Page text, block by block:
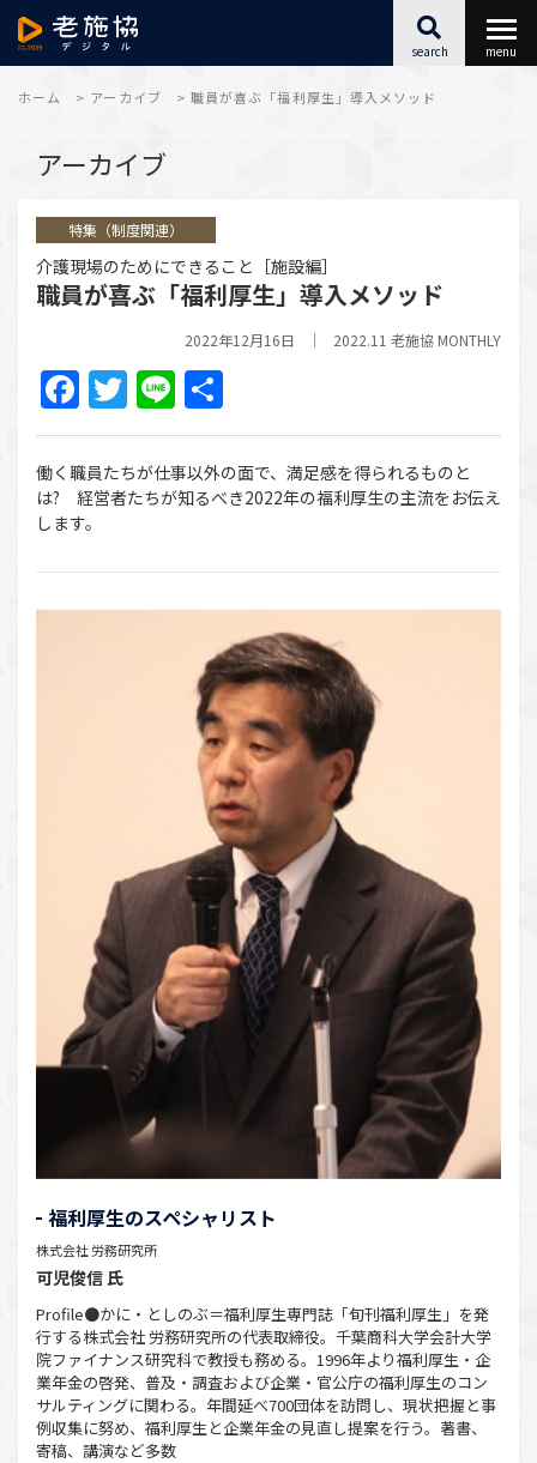
最新情報
福祉施設SX
キャリアアップ
こころとからだ
アーカイブ
search menu
ホーム > アーカイブ > 職員が喜ぶ「福利厚生」導入メソッド
アーカイブ
特集（制度関連）
介護現場のためにできること［施設編］
職員が喜ぶ「福利厚生」導入メソッド
2022年12月16日 2022.11 老施協 MONTHLY
Facebook
Twitter
Line
有
働く職員たちが仕事以外の⾯で、満⾜感を得られるものと
は? 経営者たちが知るべき2022年の福利厚⽣の主流をお伝え
します。
福利厚生のスペシャリスト
株式会社 労務研究所
可児俊信 氏
Profile●かに・としのぶ＝福利厚生専門誌「旬刊福利厚生」を発
行する株式会社 労務研究所の代表取締役。千葉商科大学会計大学
院ファイナンス研究科で教授も務める。1996年より福利厚生・企
業年金の啓発、普及・調査および企業・官公庁の福利厚生のコン
サルティングに関わる。年間延べ700団体を訪問し、現状把握と事
例収集に努め、福利厚生と企業年金の見直し提案を行う。著書、
寄稿、講演など多数